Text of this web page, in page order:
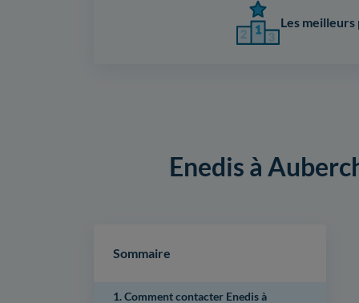
Les meilleurs
Enedis à
Sommaire
1. Comment contacter Enedis à